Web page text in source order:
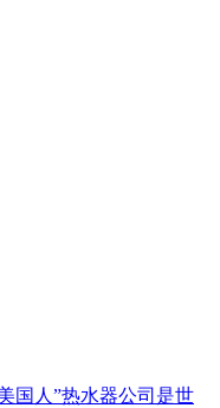
国人”热水器公司是世